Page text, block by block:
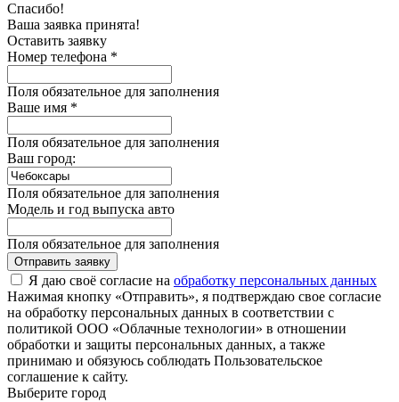
Спасибо!
Ваша заявка принята!
Оставить заявку
Номер телефона *
Поля обязательное для заполнения
Ваше имя *
Поля обязательное для заполнения
Ваш город:
Поля обязательное для заполнения
Модель и год выпуска авто
Поля обязательное для заполнения
Отправить заявку
Я даю своё согласие на обработку персональных данных
Нажимая кнопку «Отправить», я подтверждаю свое согласие
на обработку персональных данных в соответствии с
политикой ООО «Облачные технологии» в отношении
обработки и защиты персональных данных, а также
принимаю и обязуюсь соблюдать Пользовательское
соглашение к сайту.
Выберите город